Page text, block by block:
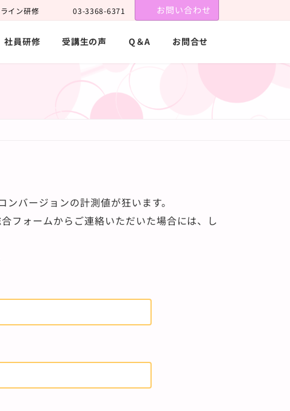
イン研修 03-3368-6371 お問い合わせ
社員研修 受講生の声 Q＆A お問合せ
バージョンの計測値が狂います。
フォームからご連絡いただいた場合には、し